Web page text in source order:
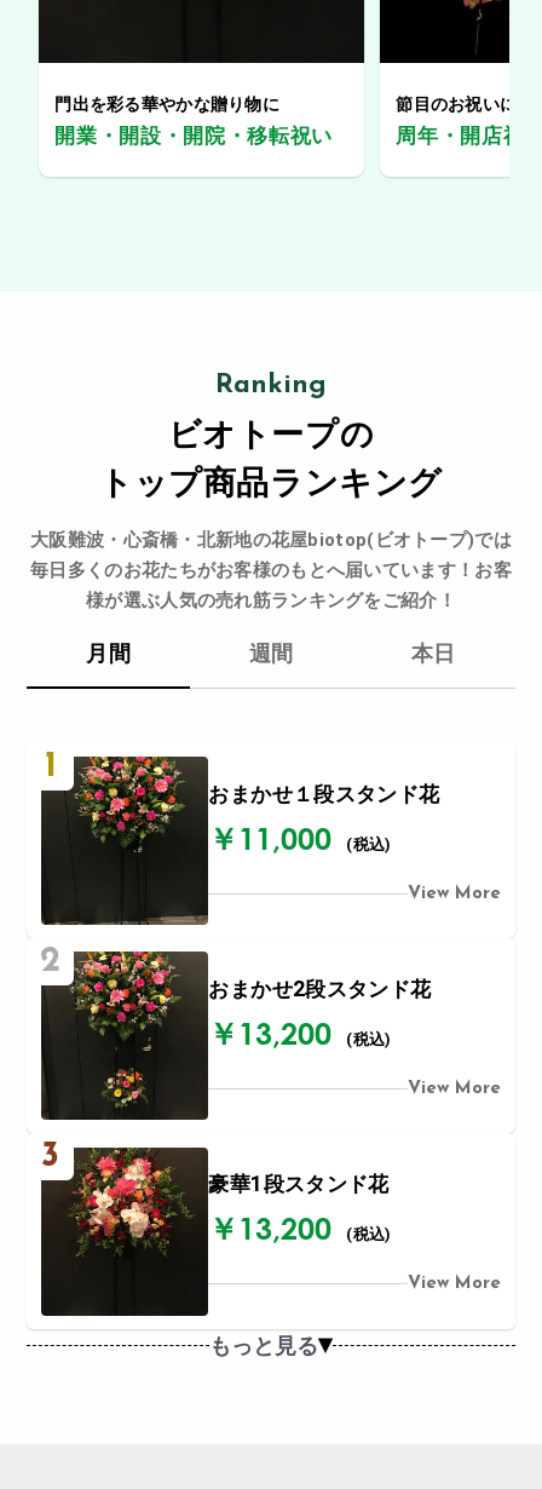
門出を彩る華やかな贈り物に
開業・開設・開院・移転祝い
節目のお祝いに、
周年・開店祝
Ranking
ビオトープの
トップ商品ランキング
大阪難波・心斎橋・北新地の花屋biotop(ビオトープ)では
毎日多くのお花たちがお客様のもとへ届いています！お客
様が選ぶ人気の売れ筋ランキングをご紹介！
月間 週間 本日
1
おまかせ１段スタンド花
￥11,000 (税込)
View More
2
おまかせ2段スタンド花
￥13,200 (税込)
View More
3
豪華1段スタンド花
￥13,200 (税込)
View More
もっと見る